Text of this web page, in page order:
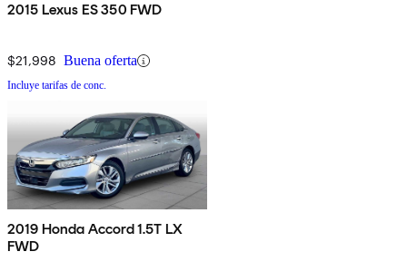
2015 Lexus ES 350 FWD
$21,998 Buena oferta
Incluye tarifas de conc.
2019 Honda Accord 1.5T LX
FWD